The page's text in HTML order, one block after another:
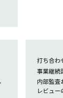
打ち合わ
事業継続
内部監査
レビュー